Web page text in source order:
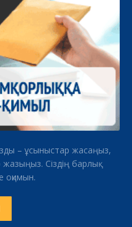
– ұсыныстар жасаңыз,
жазыңыз. Сіздің барлық
оқимын.